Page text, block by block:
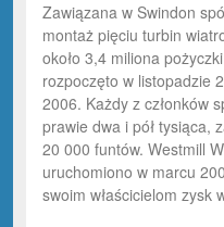
Zawiązana w Swindon
montaż pięciu turbin
około 3,4 miliona
rozpoczęto w listopadzie
2006. Każdy z członków
prawie dwa i pół tysiąca,
20 000 funtów. Westmill
uruchomiono w marcu
swoim właścicielom zysk